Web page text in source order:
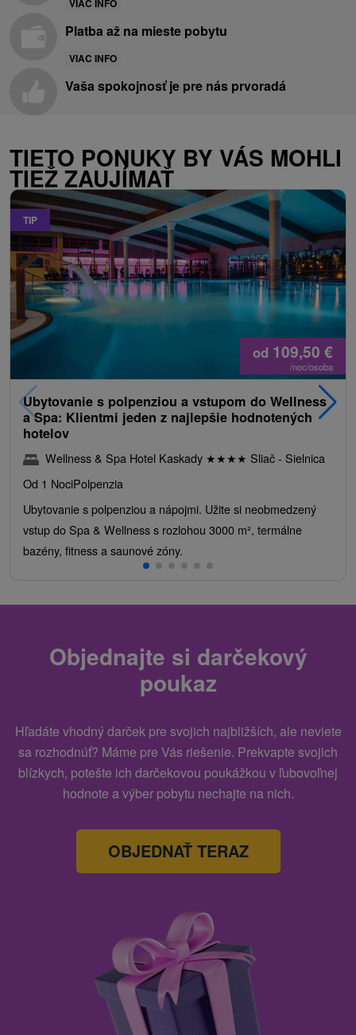
Platba až na mieste pobytu
VIAC INFO
Vaša spokojnosť je pre nás prvoradá
TIETO PONUKY BY VÁS MOHLI
TIEŽ ZAUJÍMAŤ
TIP
od 109,50 €
/noc/osoba
Ubytovanie s polpenziou a vstupom do Wellness
a Spa: Klientmi jeden z najlepšie hodnotených
hotelov
Wellness & Spa Hotel Kaskady ★★★★ Sliač - Sielnica
Od 1 NociPolpenzia
Ubytovanie s polpenziou a nápojmi. Užite si neobmedzený
vstup do Spa & Wellness s rozlohou 3000 m², termálne
bazény, fitness a saunové zóny.
Objednajte si darčekový
poukaz
Hľadáte vhodný darček pre svojich najbližších, ale neviete
sa rozhodnúť? Máme pre Vás riešenie. Prekvapte svojich
blízkych, potešte ich darčekovou poukážkou v ľubovoľnej
hodnote a výber pobytu nechajte na nich.
OBJEDNAŤ TERAZ